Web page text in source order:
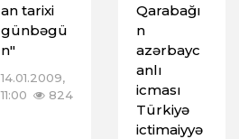
an tarixi
günbəgü
n"
14.01.2009,
11:00
824
Qarabağı
n
azərbayc
anlı
icması
Türkiyə
ictimaiyyə